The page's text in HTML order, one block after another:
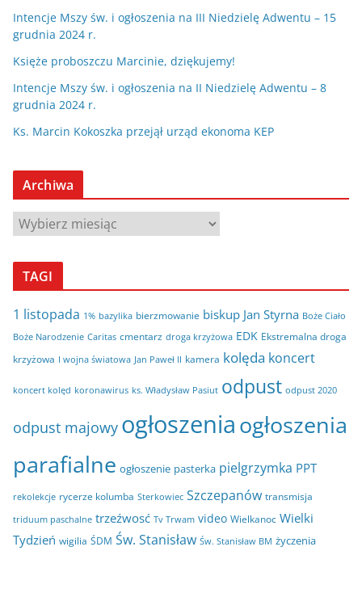
Intencje Mszy św. i ogłoszenia na III Niedzielę Adwentu – 15
grudnia 2024 r.
Księże proboszczu Marcinie, dziękujemy!
Intencje Mszy św. i ogłoszenia na II Niedzielę Adwentu – 8
grudnia 2024 r.
Ks. Marcin Kokoszka przejął urząd ekonoma KEP
Archiwa
A
c
w
a
TAGI
1 listopada 1% bazylika bierzmowanie biskup Jan Styrna Boże Ciało
Boże Narodzenie Caritas cmentarz droga krzyżowa EDK Ekstremalna droga
krzyżowa I wojna światowa Jan Paweł II kamera kolęda koncert
koncert kolęd koronawirus ks. Władysław Pasiut odpust odpust 2020
odpust majowy ogłoszeniaogłoszenia
parafialne ogłoszenie pasterka pielgrzymka PPT
rekolekcje rycerze kolumba Sterkowiec Szczepanów transmisja
triduum paschalne trzeźwosć Tv Trwam video Wielkanoc Wielki
Tydzień wigilia ŚDM Św. Stanisław Św. Stanisław BM życzenia